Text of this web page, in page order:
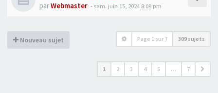
parWebmaster - sam. juin 15, 2024 8:09 pm
Nouveau sujet Page 1 sur 7 309 sujets
1 2 3 4 5 … 7